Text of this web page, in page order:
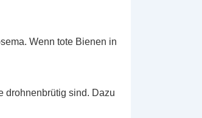
Wenn tote Bienen in
drohnenbrütig sind. Dazu